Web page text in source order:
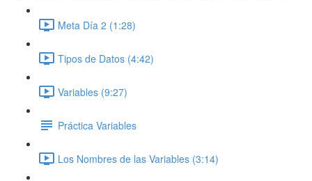
Meta Día 2 (1:28)
Tipos de Datos (4:42)
Variables (9:27)
Práctica Variables
Los Nombres de las Variables (3:14)